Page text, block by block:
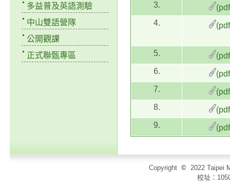
多益普及英語測驗
中山雙語營隊
公開觀課
正式聯甄專區
3.
4.
5.
6.
7.
8.
9.
Copyright © 2022 Taipei
校址：